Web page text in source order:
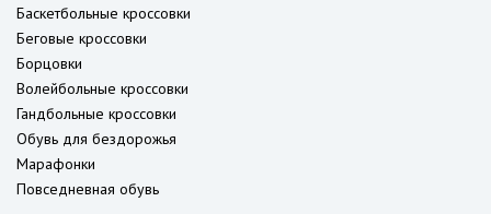
Баскетбольные кроссовки
Беговые кроссовки
Борцовки
Волейбольные кроссовки
Гандбольные кроссовки
Обувь для бездорожья
Марафонки
Повседневная обувь